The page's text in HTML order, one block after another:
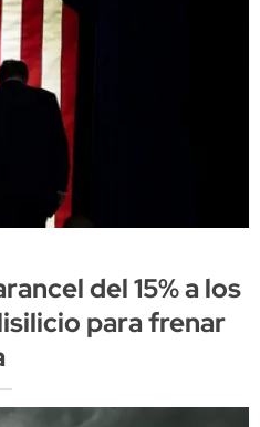
del 15% a los
para frenar